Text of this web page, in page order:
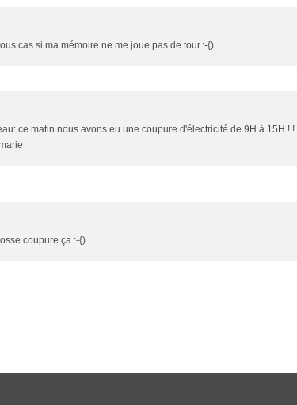
cas si ma mémoire ne me joue pas de tour.:-{)
ce matin nous avons eu une coupure d'électricité de 9H à 15H ! !
coupure ça.:-{)